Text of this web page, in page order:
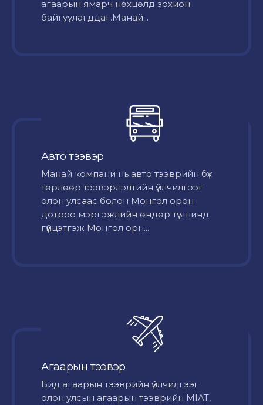
агаарын ямарч нөхцөлд зохион
байгуулагддаг.Манай...
Авто тээвэр
Mанай компани нь авто тээврийн бүх
төрлөөр тээвэрлэлтийн үйлчилгээг
олон улсаас болон Монгол орон
дотроо мэргэжлийн өндөр түвшинд
гүйцэтгэж Монгол орн...
Агаарын тээвэр
Бид агаарын тээврийн үйлчилгээг
олон улсын агаарын тээврийн MIAT,